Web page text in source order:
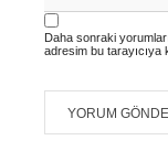
Daha sonraki
adresim bu tarayıcıya